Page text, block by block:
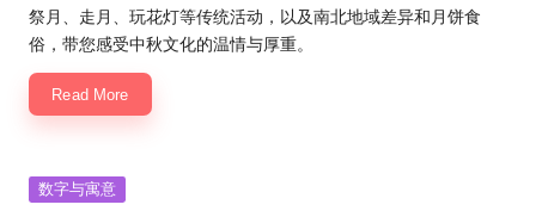
祭月、走月、玩花灯等传统活动，以及南北地域差异和月饼食
俗，带您感受中秋文化的温情与厚重。
Read More
Posted
数字与寓意